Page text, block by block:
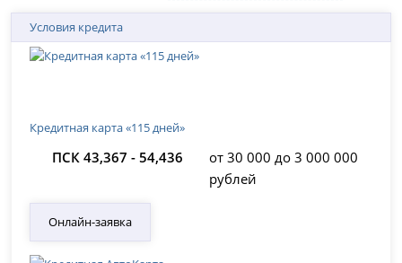
Условия кредита
Кредитная карта «115 дней»
ПСК 43,367 - 54,436
от 30 000 до 3 000 000
рублей
Онлайн-заявка